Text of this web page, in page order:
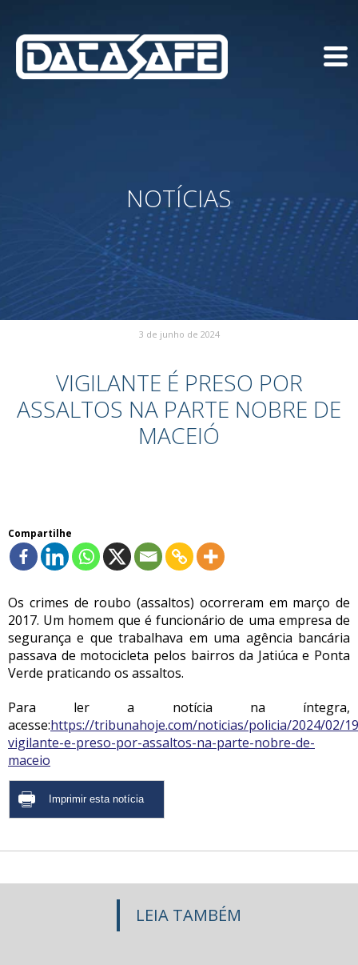
NOTÍCIAS
3 de junho de 2024
VIGILANTE É PRESO POR
ASSALTOS NA PARTE NOBRE DE
MACEIÓ
Compartilhe
Os crimes de roubo (assaltos) ocorreram em março de
2017. Um homem que é funcionário de uma empresa de
segurança e que trabalhava em uma agência bancária
passava de motocicleta pelos bairros da Jatiúca e Ponta
Verde praticando os assaltos.
Para ler a notícia na íntegra,
acesse:https://tribunahoje.com/noticias/policia/2024/02/
vigilante-e-preso-por-assaltos-na-parte-nobre-de-
maceio
LEIA TAMBÉM